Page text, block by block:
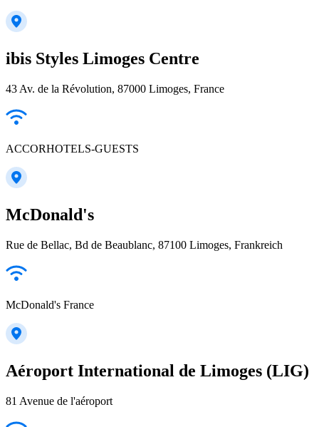
ibis Styles Limoges Centre
43 Av. de la Révolution, 87000 Limoges, France
ACCORHOTELS-GUESTS
McDonald's
Rue de Bellac, Bd de Beaublanc, 87100 Limoges, Frankreich
McDonald's France
Aéroport International de Limoges (LIG)
81 Avenue de l'aéroport